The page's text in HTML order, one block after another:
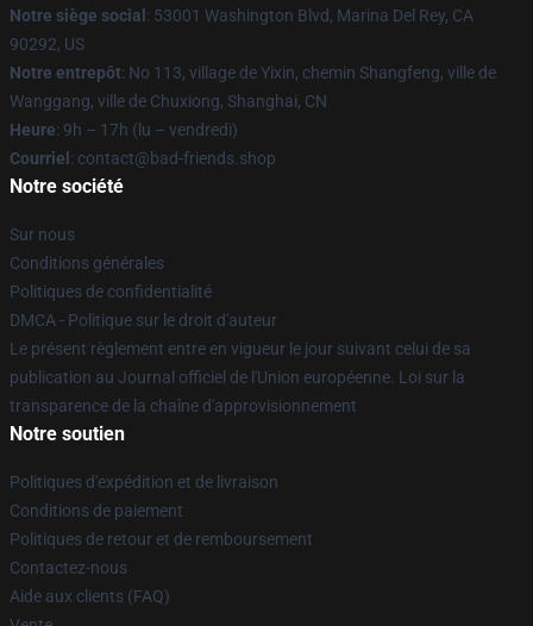
Notre siège social : 53001 Washington Blvd, Marina Del Rey, CA
90292, US
Notre entrepôt: No 113, village de Yixin, chemin Shangfeng, ville de
Wanggang, ville de Chuxiong, Shanghai, CN
Heure: 9h – 17h (lu – vendredi)
Courriel : contact@bad-friends.shop
Notre société
Sur nous
Conditions générales
Politiques de confidentialité
DMCA - Politique sur le droit d'auteur
Le présent règlement entre en vigueur le jour suivant celui de sa
publication au Journal officiel de l'Union européenne. Loi sur la
transparence de la chaîne d'approvisionnement
Notre soutien
Politiques d'expédition et de livraison
Conditions de paiement
Politiques de retour et de remboursement
Contactez-nous
Aide aux clients (FAQ)